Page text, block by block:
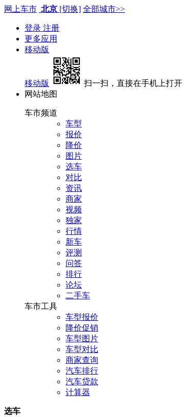
网上车市 北京 [切换] 全部城市>>
登录 注册
更多应用
移动版
移动版
扫一扫，直接在手机上打开
网站地图
车市频道
车型
报价
降价
图片
选车
对比
资讯
商家
视频
独家
行情
新车
评测
问答
排行
论坛
二手车
车市工具
车型报价
降价促销
车型图片
车型对比
商家查询
汽车排行
汽车贷款
计算器
选车